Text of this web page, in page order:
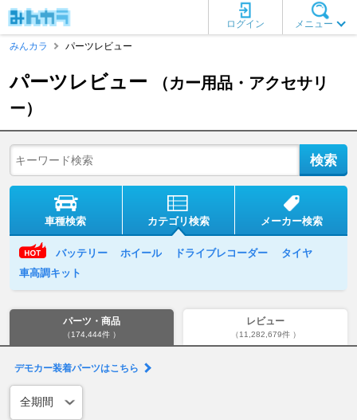
メニュー
ログイン
みんカラ
パーツレビュー
パーツレビュー
（カー用品・アクセサリ
ー）
車種検索 カテゴリ検索 メーカー検索
バッテリー ホイール ドライブレコーダー
タイヤ
車高調キット
パーツ・商品
（174,444件 ）
レビュー
（11,282,679件 ）
デモカー装着パーツはこちら